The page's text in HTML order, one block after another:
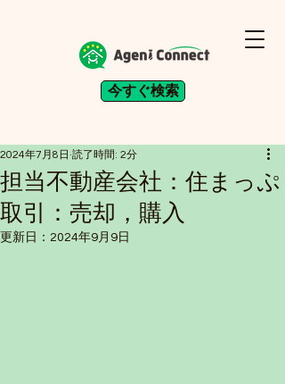
今すぐ検索
担当不動産会社：住まっぷ
取引：売却，購入
2024年7月8日 読了時間: 2分
更新日： 2024年9月9日